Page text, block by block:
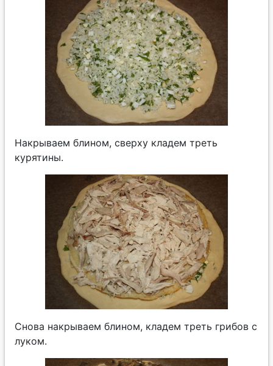
Накрываем блином, сверху кладем треть
курятины.
Снова накрываем блином, кладем треть грибов с
луком.